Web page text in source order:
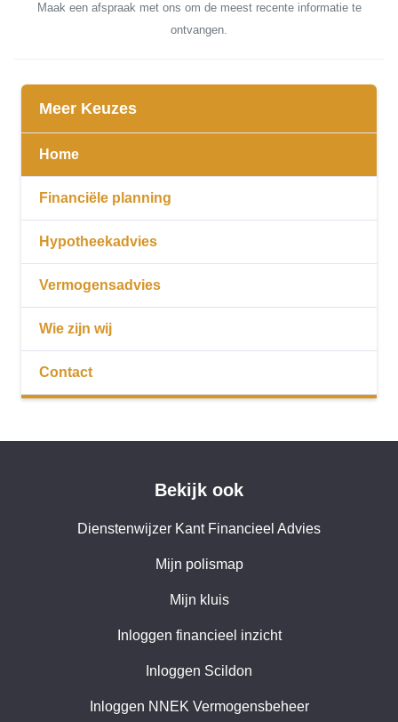
Maak een afspraak met ons om de meest recente informatie te
ontvangen.
Meer Keuzes
Home
Financiële planning
Hypotheekadvies
Vermogensadvies
Wie zijn wij
Contact
Bekijk ook
Dienstenwijzer Kant Financieel Advies
Mijn polismap
Mijn kluis
Inloggen financieel inzicht
Inloggen Scildon
Inloggen NNEK Vermogensbeheer